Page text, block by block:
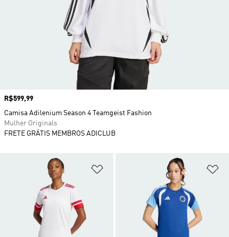
Adicionar à Lista de Desejos
Preço
R$599,99
Camisa Adilenium Season 4 Teamgeist Fashion
Mulher Originals
FRETE GRÁTIS MEMBROS ADICLUB